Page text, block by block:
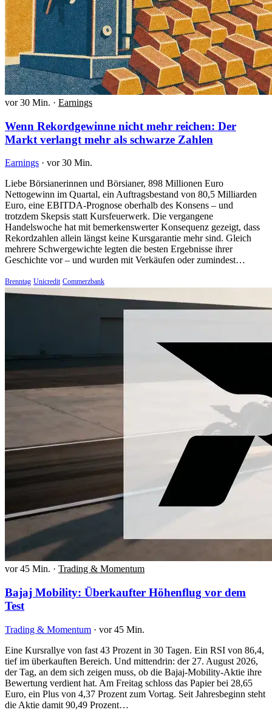
vor 30 Min. · Earnings
Wenn Rekordgewinne nicht mehr reichen: Der
Markt verlangt mehr als schwarze Zahlen
Earnings · vor 30 Min.
Liebe Börsianerinnen und Börsianer, 898 Millionen Euro
Nettogewinn im Quartal, ein Auftragsbestand von 80,5 Milliarden
Euro, eine EBITDA-Prognose oberhalb des Konsens – und
trotzdem Skepsis statt Kursfeuerwerk. Die vergangene
Handelswoche hat mit bemerkenswerter Konsequenz gezeigt, dass
Rekordzahlen allein längst keine Kursgarantie mehr sind. Gleich
mehrere Schwergewichte legten die besten Ergebnisse ihrer
Geschichte vor – und wurden mit Verkäufen oder zumindest…
Brenntag Unicredit Commerzbank
vor 45 Min. · Trading & Momentum
Bajaj Mobility: Überkaufter Höhenflug vor dem
Test
Trading & Momentum · vor 45 Min.
Eine Kursrallye von fast 43 Prozent in 30 Tagen. Ein RSI von 86,4,
tief im überkauften Bereich. Und mittendrin: der 27. August 2026,
der Tag, an dem sich zeigen muss, ob die Bajaj-Mobility-Aktie ihre
Bewertung verdient hat. Am Freitag schloss das Papier bei 28,65
Euro, ein Plus von 4,37 Prozent zum Vortag. Seit Jahresbeginn steht
die Aktie damit 90,49 Prozent…